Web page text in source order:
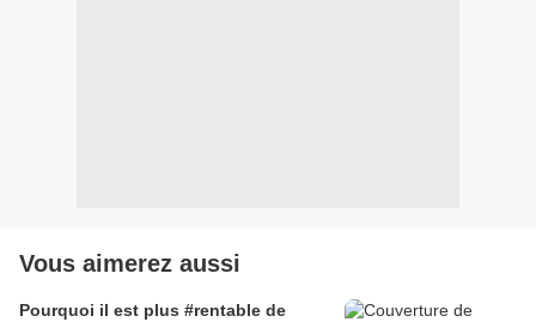
Vous aimerez aussi
Pourquoi il est plus #rentable de